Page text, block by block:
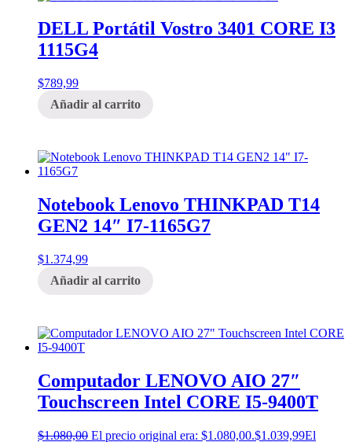
DELL Portátil Vostro 3401 CORE I3
1115G4
$789,99
Añadir al carrito
Notebook Lenovo THINKPAD T14
GEN2 14″ I7-1165G7
$1.374,99
Añadir al carrito
Computador LENOVO AIO 27″
Touchscreen Intel CORE I5-9400T
$1.080,00 El precio original era: $1.080,00.$1.039,99El